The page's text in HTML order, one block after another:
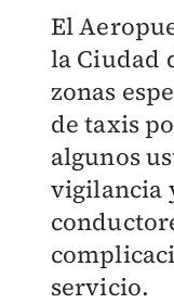
El
la Ciudad
zonas
de taxis
algunos
vigilancia
servicio.